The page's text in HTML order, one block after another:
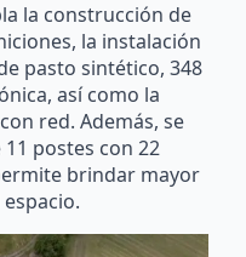
la construcción de
la instalación
pasto sintético, 348
así como la
red. Además, se
postes con 22
brindar mayor